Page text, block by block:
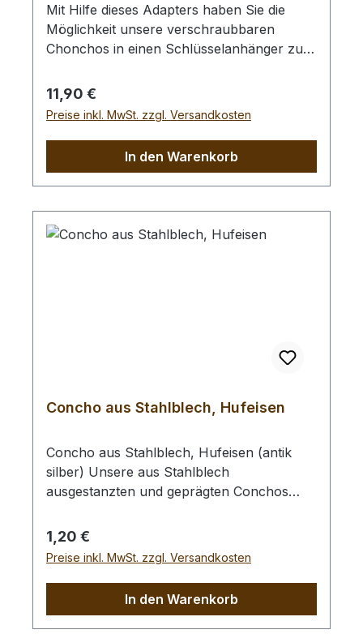
Mit Hilfe dieses Adapters haben Sie die
Möglichkeit unsere verschraubbaren
Chonchos in einen Schlüsselanhänger zu
Abmessungen:Adapter: Länge: 39 mm /
Breite: 19 mmSchlüsselring: Außen Ø: 30
mm / Innen Ø: 25 mm
Regulärer Preis:
11,90 €
Preise inkl. MwSt. zzgl. Versandkosten
In den Warenkorb
Concho aus Stahlblech, Hufeisen
Concho aus Stahlblech, Hufeisen (antik
silber) Unsere aus Stahlblech
ausgestanzten und geprägten Conchos
angebrachten Rundkopfniete befestigt
(Siehe Bild 2).Die Aufgesetzte Niete hat eine
Länge von 5 mm und eignet sich zum
Einsetzen in Leder mit max. 2,5 mm
Dicke.Zum Vorlochen empfehlen wir Ihnen
ein Locheisen mit Ø 2,0 mm.Abmessungen:
Regulärer Preis:
1,20 €
Preise inkl. MwSt. zzgl. Versandkosten
In den Warenkorb